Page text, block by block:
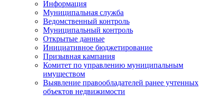
Информация
Муниципальная служба
Ведомственный контроль
Муниципальный контроль
Открытые данные
Инициативное бюджетирование
Призывная кампания
Комитет по управлению муниципальным
имуществом
Выявление правообладателей ранее учтенных
объектов недвижимости